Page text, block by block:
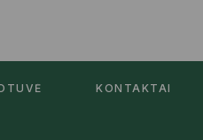
KONTAKTAI